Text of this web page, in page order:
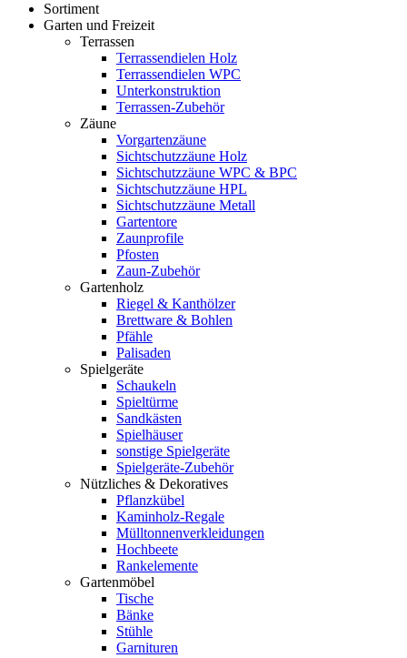
Sortiment
Garten und Freizeit
Terrassen
Terrassendielen Holz
Terrassendielen WPC
Unterkonstruktion
Terrassen-Zubehör
Zäune
Vorgartenzäune
Sichtschutzzäune Holz
Sichtschutzzäune WPC & BPC
Sichtschutzzäune HPL
Sichtschutzzäune Metall
Gartentore
Zaunprofile
Pfosten
Zaun-Zubehör
Gartenholz
Riegel & Kanthölzer
Brettware & Bohlen
Pfähle
Palisaden
Spielgeräte
Schaukeln
Spieltürme
Sandkästen
Spielhäuser
sonstige Spielgeräte
Spielgeräte-Zubehör
Nützliches & Dekoratives
Pflanzkübel
Kaminholz-Regale
Mülltonnenverkleidungen
Hochbeete
Rankelemente
Gartenmöbel
Tische
Bänke
Stühle
Garnituren